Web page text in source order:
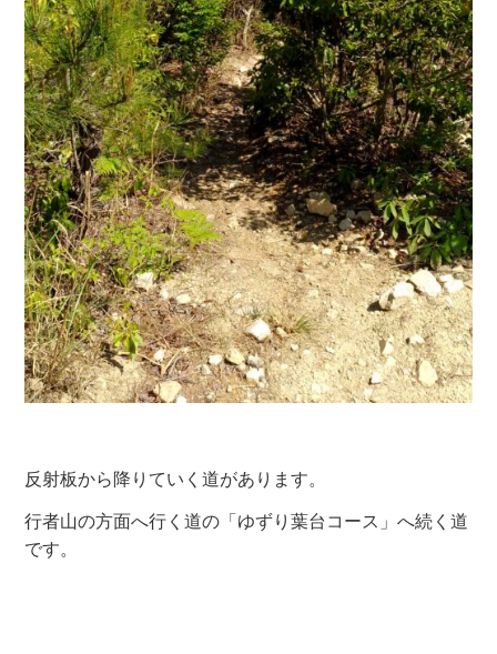
反射板から降りていく道があります。
行者山の方面へ行く道の「ゆずり葉台コース」へ続く道
です。